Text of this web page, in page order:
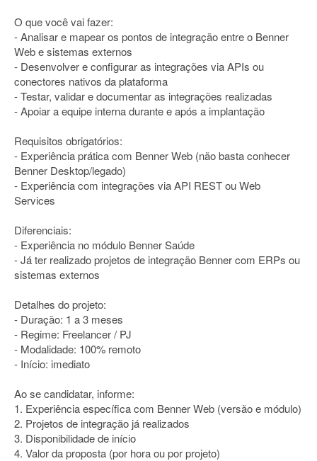
O que você vai fazer:
- Analisar e mapear os pontos de integração entre o Benner
Web e sistemas externos
- Desenvolver e configurar as integrações via APIs ou
conectores nativos da plataforma
- Testar, validar e documentar as integrações realizadas
- Apoiar a equipe interna durante e após a implantação
Requisitos obrigatórios:
- Experiência prática com Benner Web (não basta conhecer
Benner Desktop/legado)
- Experiência com integrações via API REST ou Web
Services
Diferenciais:
- Experiência no módulo Benner Saúde
- Já ter realizado projetos de integração Benner com ERPs ou
sistemas externos
Detalhes do projeto:
- Duração: 1 a 3 meses
- Regime: Freelancer / PJ
- Modalidade: 100% remoto
- Início: imediato
Ao se candidatar, informe:
1. Experiência específica com Benner Web (versão e módulo)
2. Projetos de integração já realizados
3. Disponibilidade de início
4. Valor da proposta (por hora ou por projeto)